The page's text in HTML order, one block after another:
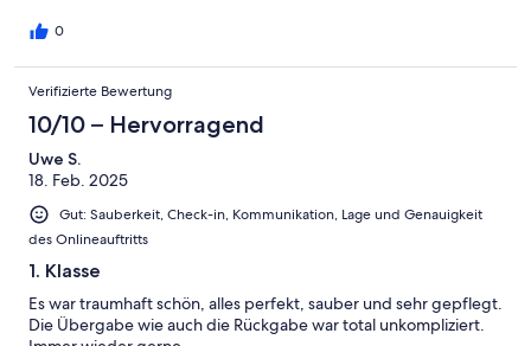
gar nicht nutzen. Auch das Gebell der Hunde aus der
0
Verifizierte Bewertung
10/10 – Hervorragend
Uwe S.
18. Feb. 2025
Gut: Sauberkeit, Check-in, Kommunikation, Lage und Genauigkeit
des Onlineauftritts
1. Klasse
Es war traumhaft schön, alles perfekt, sauber und sehr gepflegt.
Die Übergabe wie auch die Rückgabe war total unkompliziert.